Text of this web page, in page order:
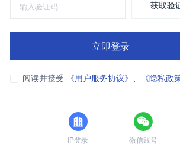
获取验
立即登录
阅读并接受 《用户服务协议》 、 《隐私政
IP登录 微信账号